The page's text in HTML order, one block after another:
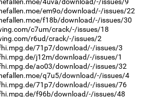
em9o/download/-/issues/22
f18b/download/-/issues/30
c7um/crack/-/issues/18
r6ud/crack/-/issues/2
71p7/download/-/issues/3
j12m/download/-/issues/1
ao03/download/-/issues/32
q7u5/download/-/issues/4
71p7/download/-/issues/76
f96b/download/-/issues/48